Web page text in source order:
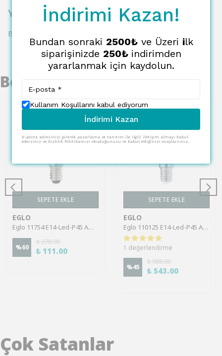
Yorumlar
Bu ürün için henüz yorum yapılmamış.
Benzer Ürünler
SEPETE EKLE
EGLO
Eglo 11754 E14-Led-P45 Ampul 1X4W Şeffaf 2700K 470 Lümen
%60
₺ 278.00
₺ 111.00
SEPETE EKLE
EGLO
Eglo 110125 E14-Led-P45 Ampul 1X7,5W Opal 3000K 806 Lümen Dim Edilebilir
1 değerlendirme
%45
₺ 986.00
₺ 543.00
Çok Satanlar
İndirimi Kazan!
Bundan sonraki 2500₺ve Üzeri ilk
siparişinizde 250₺ indirimden
yararlanmak için kaydolun.
Kullanım Koşullarını kabul ediyorum
İndirimi Kazan
E-posta adresinizi girerek pazarlama ve tanıtım ile ilgili iletişim almayı kabul
edersiniz ve Gizlilik Politikamızı okuduğunuzu ve kabul ettiğinizi onaylarsınız.